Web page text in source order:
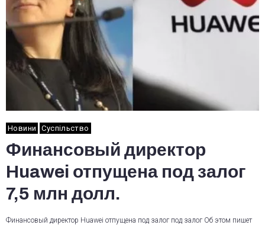
Новини Суспільство
Финансовый директор
Huawei отпущена под залог
7,5 млн долл.
Финансовый директор Huawei отпущена под залог под залог Об этом пишет